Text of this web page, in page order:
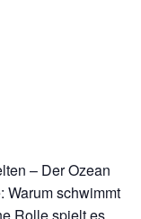
– Der Ozean
Warum schwimmt